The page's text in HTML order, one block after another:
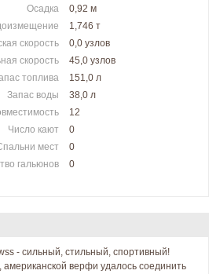
Осадка
0,92 м
1,746 т
скорость
0,0 узлов
скорость
45,0 узлов
топлива
151,0 л
Запас воды
38,0 л
12
Число кают
0
мест
0
гальюнов
0
- сильный, стильный, спортивный!
американской верфи удалось соединить